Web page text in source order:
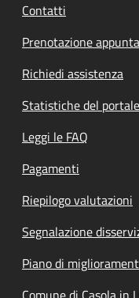
Contatti
Prenotazione
Richiedi assistenza
Statistiche del portale
Leggi le FAQ
Pagamenti
Riepilogo valutazioni
Segnalazione
Piano di